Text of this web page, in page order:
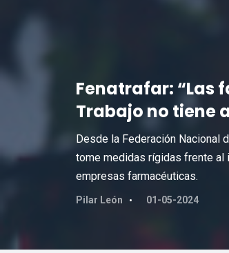
Fenatrafar: “Las
Trabajo no tiene
Desde la Federación Nacional
tome medidas rígidas frente al
empresas farmacéuticas.
Pilar León 01-05-2024